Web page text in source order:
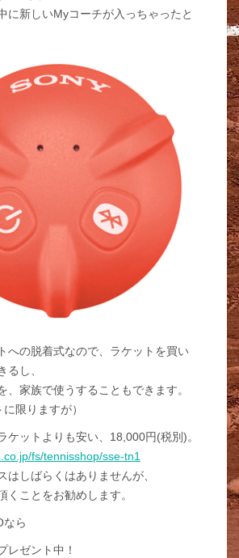
に新しいMyコーチが入っちゃったと
への脱着式なので、ラケットを買い
るし、
、家族で使うすることもできます。
限りますが）
ケットよりも安い、18,000円(税別)。
fs/tennisshop/sse-tn1
はしばらくはありませんが、
くことをお勧めします。
なら
レゼント中！